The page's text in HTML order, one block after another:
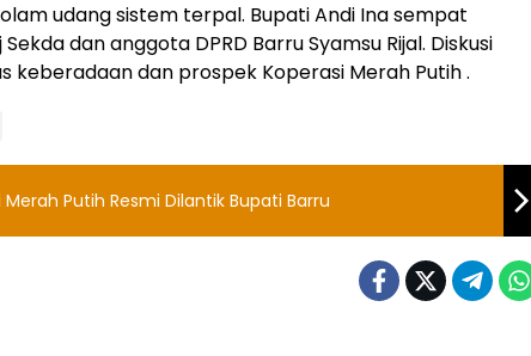
udang sistem terpal. Bupati Andi Ina sempat
dan anggota DPRD Barru Syamsu Rijal. Diskusi
keberadaan dan prospek Koperasi Merah Putih .
Merah Putih Resmi Dilantik Bupati Barru